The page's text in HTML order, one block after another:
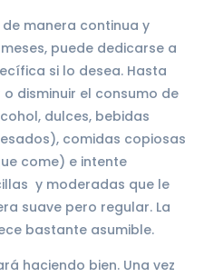
manera continua y
puede dedicarse a
si lo desea. Hasta
disminuir el consumo de
dulces, bebidas
comidas copiosas
come) e intente
y moderadas que le
suave pero regular. La
bastante asumible.
haciendo bien. Una vez